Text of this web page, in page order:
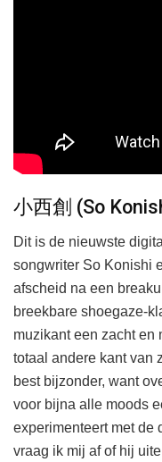
小西創 (So
Dit is de nieuwste
songwriter So Konishi
afscheid na een
breekbare shoegaze-
muzikant een zacht en
totaal andere kant van
best bijzonder, want
voor bijna alle moods
experimenteert met de
vraag ik mij af of hij